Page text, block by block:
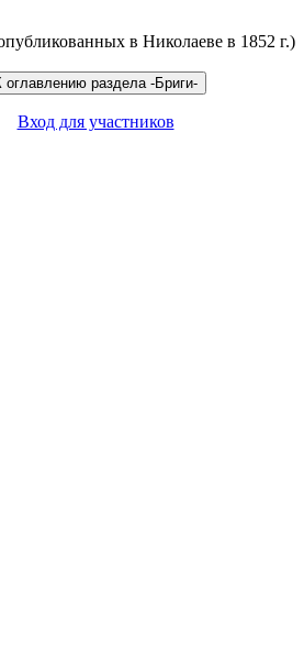
в Николаеве в 1852 г.)
Вход для участников